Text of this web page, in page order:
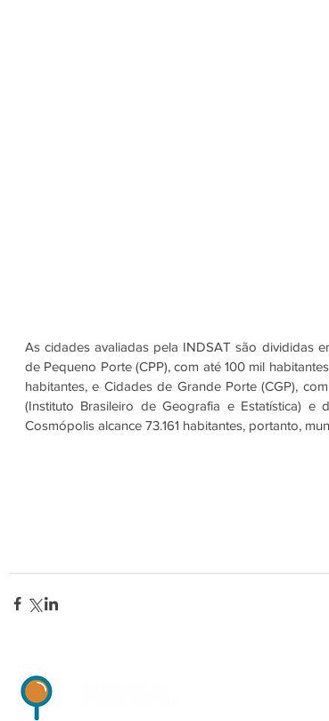
As cidades avaliadas pela INDSAT são divididas
de Pequeno Porte (CPP), com até 100 mil
habitantes, e Cidades de Grande Porte (CGP),
(Instituto Brasileiro de Geografia e Estatística)
Cosmópolis alcance 73.161 habitantes, portanto,